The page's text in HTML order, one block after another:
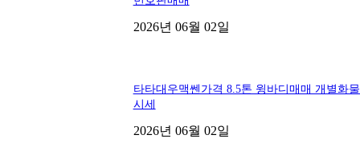
2026년 06월 02일
타타대우맥쎈가격 8.5톤 윙바디매매 개별화
시세
2026년 06월 02일